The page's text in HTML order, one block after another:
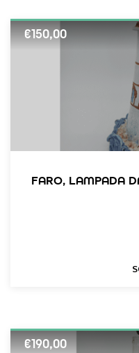
€150,00
FARO, LAMPADA
€190,00